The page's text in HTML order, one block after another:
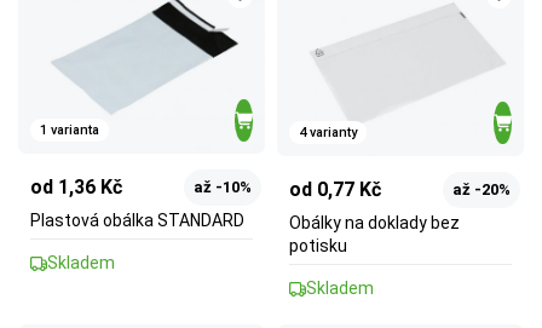
1 varianta
od 1,36 Kč až -10%
Plastová obálka STANDARD
Skladem
4 varianty
od 0,77 Kč až -20%
Obálky na doklady bez
potisku
Skladem